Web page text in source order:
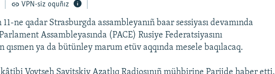
VPN-siz oquñız
ne qadar Strasburgda assambleyanıñ baar sessiyası devamında
Assambleyasında (PACE) Rusiye Federatsiyasını
ya da bütünley marum etüv aqqında mesele baqılacaq.